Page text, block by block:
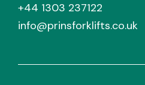
+44 1303 237122
info@prinsforklifts.co.uk